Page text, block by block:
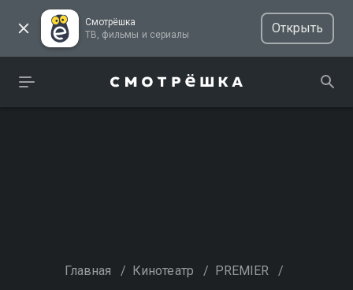
Смотрёшка
ТВ, фильмы и сериалы
Открыть
Главная / Кинотеатр / PREMIER /